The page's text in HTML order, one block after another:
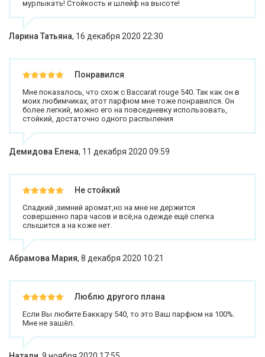
мурлыкать! Стойкость и шлейф на высоте!
Ларина Татьяна, 16 декабря 2020 22:30
Понравился
Мне показалось, что схож с Baccarat rouge 540. Так как он в
моих любимчиках, этот парфюм мне тоже понравился. Он
более легкий, можно его на повседневку использовать,
стойкий, достаточно одного распыления
Демидова Елена, 11 декабря 2020 09:59
Не стойкий
Сладкий ,зимний аромат,но на мне не держится
совершенно пара часов и всё,на одежде ещё слегка
слышится а на коже нет.
Абрамова Мария, 8 декабря 2020 10:21
Люблю другого плана
Если Вы любите Баккару 540, то это Ваш парфюм на 100%.
Мне не зашёл.